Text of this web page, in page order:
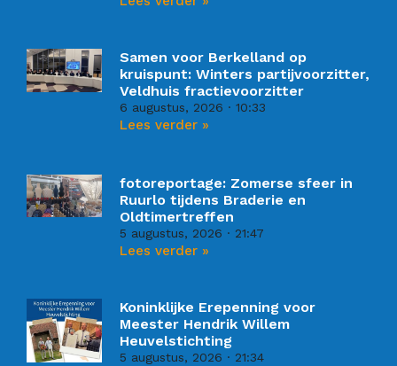
Samen voor Berkelland op
kruispunt: Winters partijvoorzitter,
Veldhuis fractievoorzitter
6 augustus, 2026 10:33
Lees verder »
fotoreportage: Zomerse sfeer in
Ruurlo tijdens Braderie en
Oldtimertreffen
5 augustus, 2026 21:47
Lees verder »
Koninklijke Erepenning voor
Meester Hendrik Willem
Heuvelstichting
5 augustus, 2026 21:34